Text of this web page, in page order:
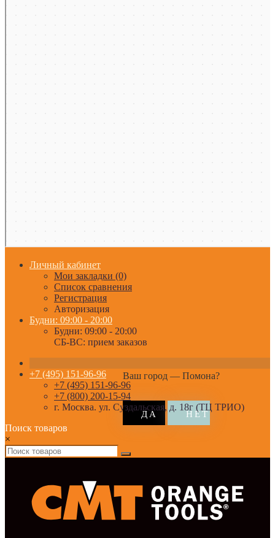
Личный кабинет
Мои закладки (0)
Список сравнения
Регистрация
Авторизация
Будни: 09:00 - 20:00
Будни: 09:00 - 20:00
СБ-ВС: прием заказов
Ваш город — Помона?
+7 (495) 151-96-96
+7 (495) 151-96-96
+7 (800) 200-15-94
г. Москва. ул. Суздальская, д. 18г (ТЦ ТРИО)
Поиск товаров
×